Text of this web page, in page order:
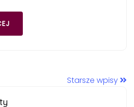
Starsze wpisy